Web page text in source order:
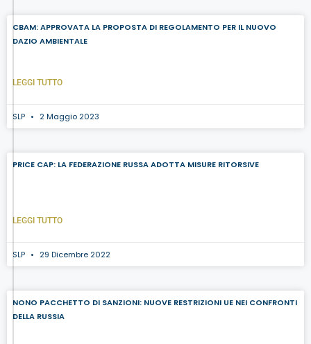
CBAM: APPROVATA LA PROPOSTA DI REGOLAMENTO PER IL NUOVO
DAZIO AMBIENTALE
LEGGI TUTTO
SLP 2 Maggio 2023
PRICE CAP: LA FEDERAZIONE RUSSA ADOTTA MISURE RITORSIVE
LEGGI TUTTO
SLP 29 Dicembre 2022
NONO PACCHETTO DI SANZIONI: NUOVE RESTRIZIONI UE NEI CONFRONTI
DELLA RUSSIA